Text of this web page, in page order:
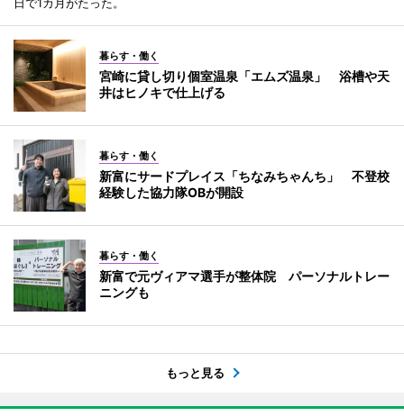
暮らす・働く
宮崎に貸し切り個室温泉「エムズ温泉」 浴槽や天
井はヒノキで仕上げる
暮らす・働く
新富にサードプレイス「ちなみちゃんち」 不登校
経験した協力隊OBが開設
暮らす・働く
新富で元ヴィアマ選手が整体院 パーソナルトレー
ニングも
もっと見る